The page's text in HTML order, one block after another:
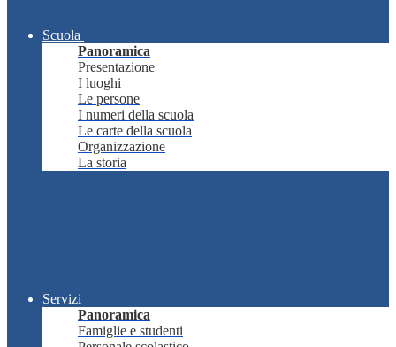
Scuola
Panoramica
Presentazione
I luoghi
Le persone
I numeri della scuola
Le carte della scuola
Organizzazione
La storia
Servizi
Panoramica
Famiglie e studenti